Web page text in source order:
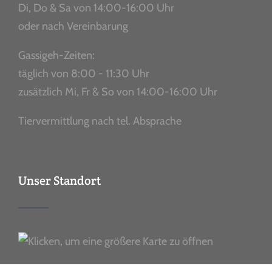
Di, Do & Sa von 14:00-16:00 Uhr
oder nach Vereinbarung
Gassigeh-Zeiten:
täglich von 8:00 - 11:30 Uhr
zusätzlich Mi, Fr & So von 14:00-16:00 Uhr
Tiervermittlung nach tel. Absprache
Unser Standort